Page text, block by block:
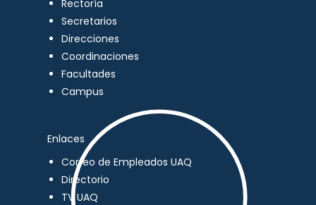
Rectoría
Secretarios
Direcciones
Coordinaciones
Facultades
Campus
Enlaces
Correo de Empleados UAQ
Directorio
TV UAQ